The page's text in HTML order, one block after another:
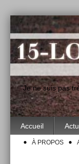
"Je ne suis pas
Accueil
À PROPOS